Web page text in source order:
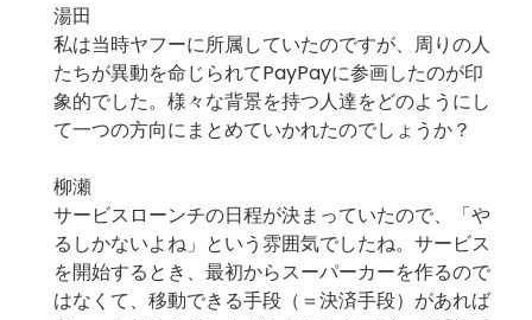
湯田
私は当時ヤフーに所属していたのですが、周りの人
たちが異動を命じられてPayPayに参画したのが印
象的でした。様々な背景を持つ人達をどのようにし
て一つの方向にまとめていかれたのでしょうか？
柳瀬
サービスローンチの日程が決まっていたので、「や
るしかないよね」という雰囲気でしたね。サービス
を開始するとき、最初からスーパーカーを作るので
はなくて、移動できる手段（＝決済手段）があれば